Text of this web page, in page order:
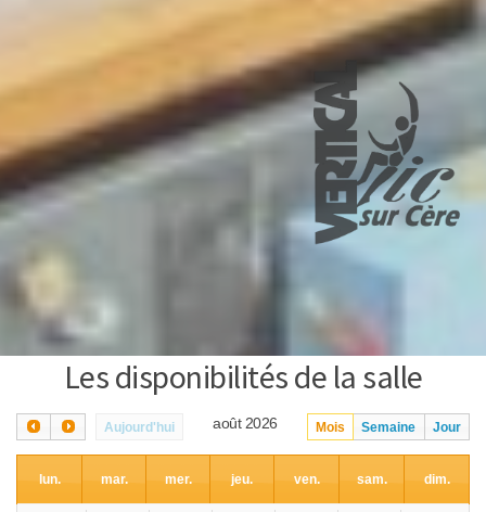
Les disponibilités de la salle
Aujourd'hui Mois Semaine Jour
août 2026
lun. mar. mer. jeu. ven. sam. dim.